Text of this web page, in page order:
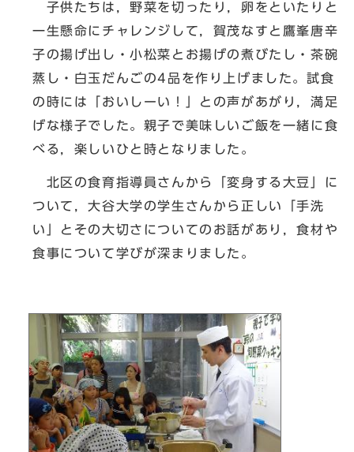
子供たちは，野菜を切ったり，卵をといたりと
一生懸命にチャレンジして，賀茂なすと鷹峯唐辛
子の揚げ出し・小松菜とお揚げの煮びたし・茶碗
蒸し・白玉だんごの4品を作り上げました。試食
の時には「おいしーい！」との声があがり，満足
げな様子でした。親子で美味しいご飯を一緒に食
べる，楽しいひと時となりました。
北区の食育指導員さんから「変身する大豆」に
ついて，大谷大学の学生さんから正しい「手洗
い」とその大切さについてのお話があり，食材や
食事について学びが深まりました。